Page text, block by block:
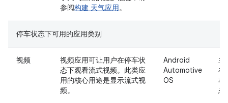
参阅构建 天气应用。
停车状态下可用的应用类别
视频
视频应用可让用户在停车状
态下观看流式视频。此类应
用的核心用途是显示流式视
频。
Android
Automotive
OS
主
在
车
态